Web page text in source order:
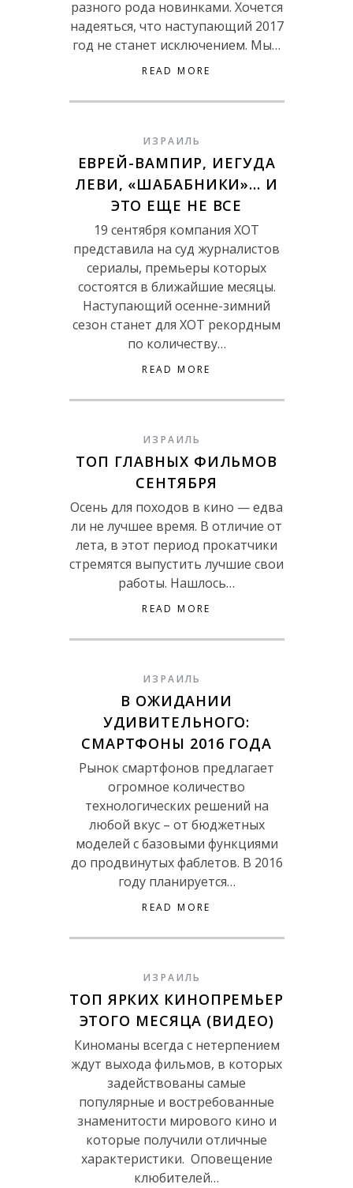
разного рода новинками. Хочется
надеяться, что наступающий 2017
год не станет исключением. Мы…
READ MORE
ИЗРАИЛЬ
ЕВРЕЙ-ВАМПИР, ИЕГУДА
ЛЕВИ, «ШАБАБНИКИ»… И
ЭТО ЕЩЕ НЕ ВСЕ
19 сентября компания ХOT
представила на суд журналистов
сериалы, премьеры которых
состоятся в ближайшие месяцы.
Наступающий осенне-зимний
сезон станет для ХОТ рекордным
по количеству…
READ MORE
ИЗРАИЛЬ
ТОП ГЛАВНЫХ ФИЛЬМОВ
СЕНТЯБРЯ
Осень для походов в кино — едва
ли не лучшее время. В отличие от
лета, в этот период прокатчики
стремятся выпустить лучшие свои
работы. Нашлось…
READ MORE
ИЗРАИЛЬ
В ОЖИДАНИИ
УДИВИТЕЛЬНОГО:
СМАРТФОНЫ 2016 ГОДА
Рынок смартфонов предлагает
огромное количество
технологических решений на
любой вкус – от бюджетных
моделей с базовыми функциями
до продвинутых фаблетов. В 2016
году планируется…
READ MORE
ИЗРАИЛЬ
ТОП ЯРКИХ КИНОПРЕМЬЕР
ЭТОГО МЕСЯЦА (ВИДЕО)
Киноманы всегда с нетерпением
ждут выхода фильмов, в которых
задействованы самые
популярные и востребованные
знаменитости мирового кино и
которые получили отличные
характеристики. Оповещение
клюбителей…